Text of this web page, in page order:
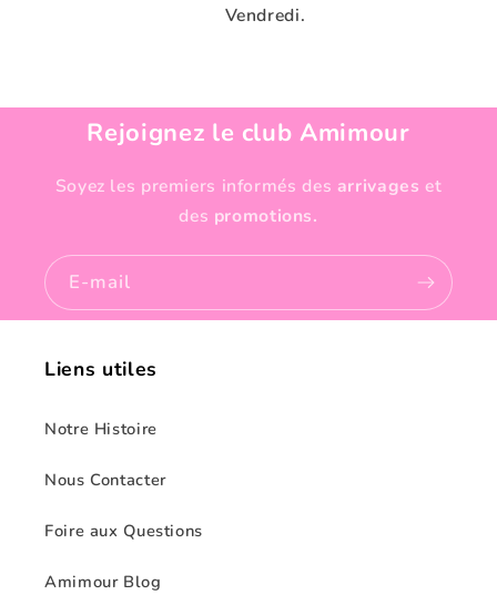
Vendredi.
Rejoignez le club Amimour
Soyez les premiers informés des arrivageset
des promotions.
E-mail
Liens utiles
Notre Histoire
Nous Contacter
Foire aux Questions
Amimour Blog